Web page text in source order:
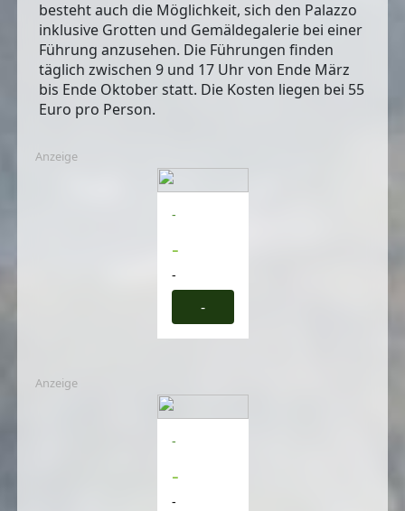
besteht auch die Möglichkeit, sich den Palazzo
inklusive Grotten und Gemäldegalerie bei einer
Führung anzusehen. Die Führungen finden
täglich zwischen 9 und 17 Uhr von Ende März
bis Ende Oktober statt. Die Kosten liegen bei 55
Euro pro Person.
Anzeige
-
-
-
-
Anzeige
-
-
-